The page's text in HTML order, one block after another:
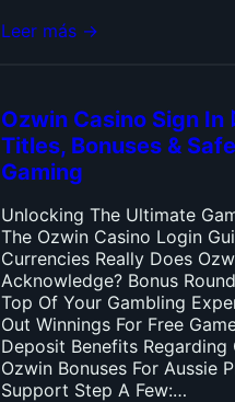
Leer más →
Ozwin Casino Sign In
Titles, Bonuses &
Gaming
Unlocking The Ultimate
The Ozwin Casino Login
Currencies Really Does
Acknowledge? Bonus
Top Of Your Gambling
Out Winnings For Free
Deposit Benefits Regarding
Ozwin Bonuses For Aussie
Support Step A Few:…